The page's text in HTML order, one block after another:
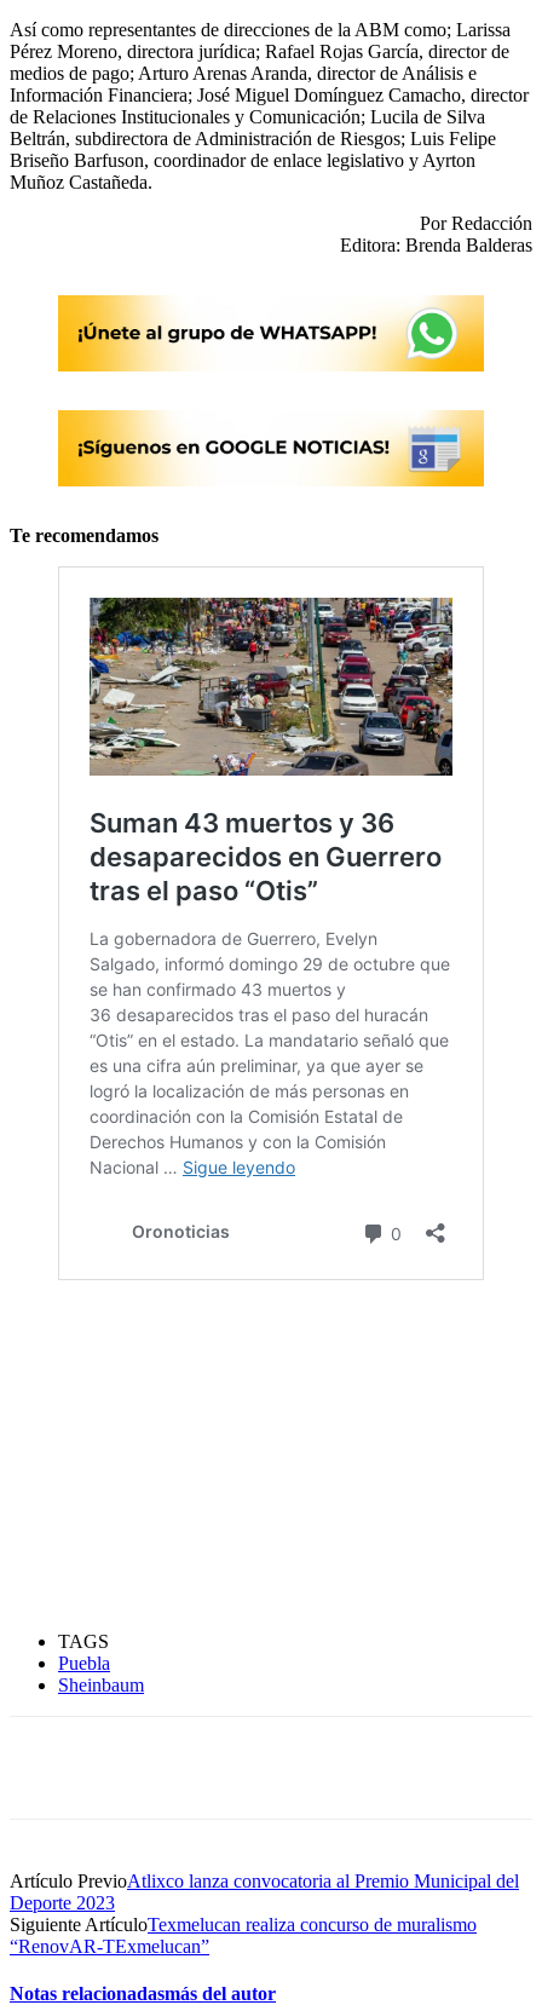
Así como representantes de direcciones de la ABM como; Larissa
Pérez Moreno, directora jurídica; Rafael Rojas García, director de
medios de pago; Arturo Arenas Aranda, director de Análisis e
Información Financiera; José Miguel Domínguez Camacho, director
de Relaciones Institucionales y Comunicación; Lucila de Silva
Beltrán, subdirectora de Administración de Riesgos; Luis Felipe
Briseño Barfuson, coordinador de enlace legislativo y Ayrton
Muñoz Castañeda.
Por Redacción
Editora: Brenda Balderas
Te recomendamos
TAGS
Puebla
Sheinbaum
Artículo PrevioAtlixco lanza convocatoria al Premio Municipal del
Deporte 2023
Siguiente ArtículoTexmelucan realiza concurso de muralismo
“RenovAR-TExmelucan”
Notas relacionadasmás del autor